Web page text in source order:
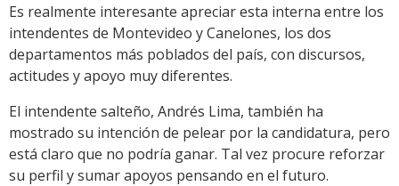
Es realmente interesante apreciar esta interna entre los
intendentes de Montevideo y Canelones, los dos
departamentos más poblados del país, con discursos,
actitudes y apoyo muy diferentes.
El intendente salteño, Andrés Lima, también ha
mostrado su intención de pelear por la candidatura, pero
está claro que no podría ganar. Tal vez procure reforzar
su perfil y sumar apoyos pensando en el futuro.